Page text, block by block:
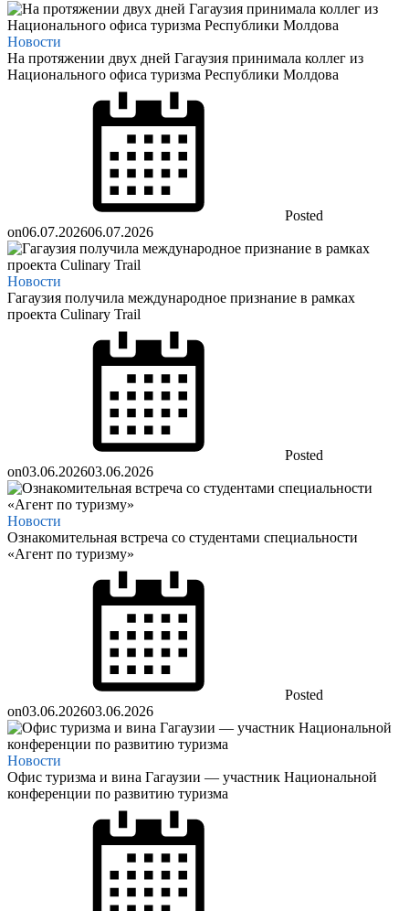
Новости
На протяжении двух дней Гагаузия принимала коллег из
Национального офиса туризма Республики Молдова
Posted
on06.07.202606.07.2026
Новости
Гагаузия получила международное признание в рамках
проекта Culinary Trail
Posted
on03.06.202603.06.2026
Новости
Ознакомительная встреча со студентами специальности
«Агент по туризму»
Posted
on03.06.202603.06.2026
Новости
Офис туризма и вина Гагаузии — участник Национальной
конференции по развитию туризма